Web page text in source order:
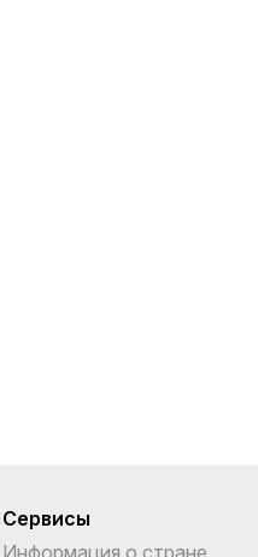
Сервисы
Информация о стране